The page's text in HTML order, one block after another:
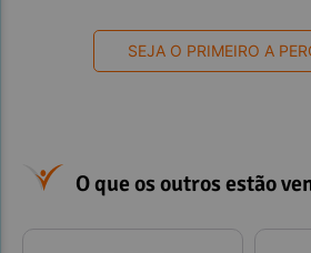
SEJA O PRIMEIRO A
O que os outros estão